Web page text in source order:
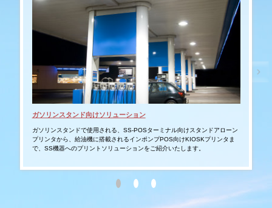
ガソリンスタンド向けソリューション
ガソリンスタンドで使用される、SS-POSターミナル向けスタンドアローン
プリンタから、給油機に搭載されるインポンプPOS向けKIOSKプリンタま
で、SS機器へのプリントソリューションをご紹介いたします。